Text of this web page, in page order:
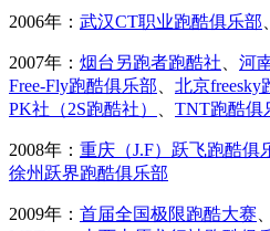
2006年： 武汉CT职业跑酷俱乐部
2007年： 烟台另跑者跑酷社 河
Free-Fly跑酷俱乐部
北京freesky
PK社（2S跑酷社）
TNT跑酷俱
2008年： 重庆（J.F）跃飞跑酷俱
徐州跃界跑酷俱乐部
2009年： 首届全国极限跑酷大赛